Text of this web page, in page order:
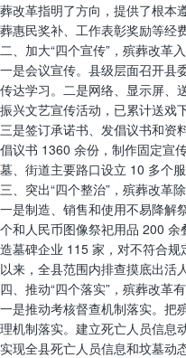
葬改革指明了方向，提供了根本
葬惠民奖补、工作表彰奖励等经
二、加大“四个宣传”，殡葬改革入
一是会议宣传。县级层面召开县
传达学习。二是网络、显示屏、
振兴文艺宣传活动，已累计送戏
三是签订承诺书、发倡议书和资
倡议书 1360 余份，制作固定宣
墓、街道主要路口设立 10 多个
三、突出“四个整治”，殡葬改革除
一是制造、销售和使用不易降解
个和人民币图像祭祀用品 200 余
造墓碑企业 115 家，对不符合
以来，全县范围内排查摸底出活
四、推动“四个落实”，殡葬改革有
一是推动考核督查机制落实。把
理机制落实。建立死亡人员信息
实现全县死亡人员信息和坟墓动